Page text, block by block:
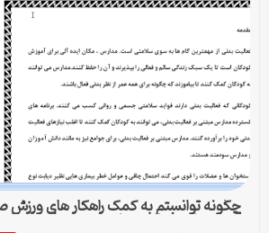
چگونه توانستم به کمک راهکار
آموزانم را به فعالیت های بدنی هدفمند سازم